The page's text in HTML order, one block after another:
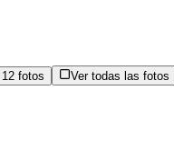
12 fotos Ver todas las fotos